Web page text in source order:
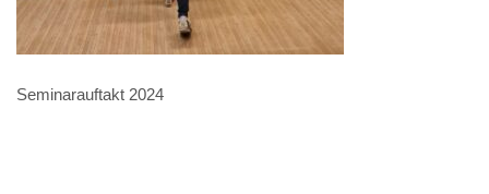
Seminarauftakt 2024